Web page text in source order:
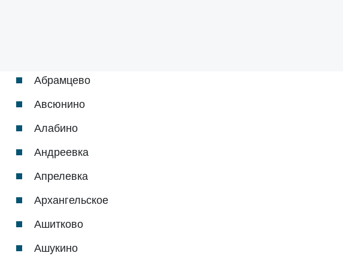
Абрамцево
Авсюнино
Алабино
Андреевка
Апрелевка
Архангельское
Ашитково
Ашукино